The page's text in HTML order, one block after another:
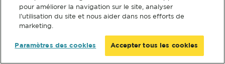
pour améliorer la navigation sur le site, analyser
l’utilisation du site et nous aider dans nos efforts de
marketing.
Paramètres des cookies Accepter tous les cookies